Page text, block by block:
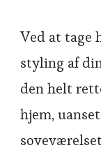
Ved at tage
styling af
den helt
hjem,